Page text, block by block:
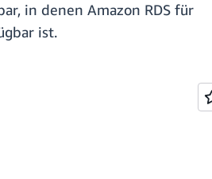
in denen Amazon RDS für
ist.